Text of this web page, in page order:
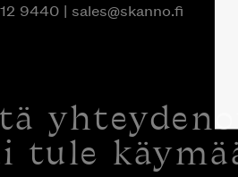
9440| sales@skanno.fi
tule